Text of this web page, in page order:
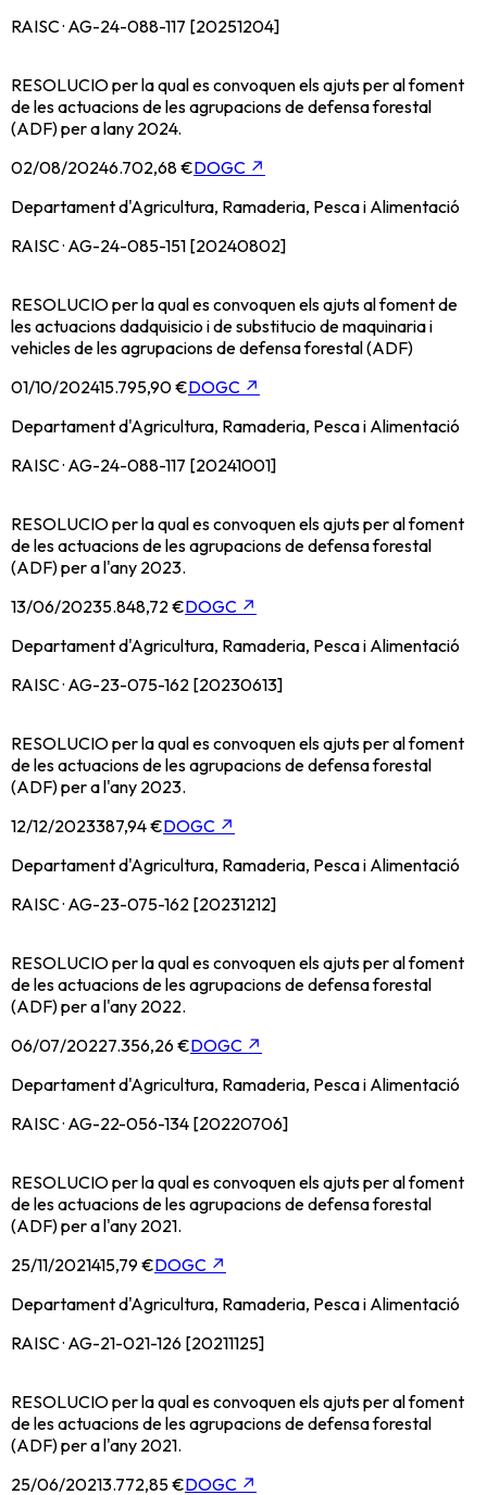
RAISC · AG-24-088-117 [20251204]
RESOLUCIO per la qual es convoquen els ajuts per al foment
de les actuacions de les agrupacions de defensa forestal
(ADF) per a lany 2024.
02/08/20246.702,68 €DOGC ↗
Departament d'Agricultura, Ramaderia, Pesca i Alimentació
RAISC · AG-24-085-151 [20240802]
RESOLUCIO per la qual es convoquen els ajuts al foment de
les actuacions dadquisicio i de substitucio de maquinaria i
vehicles de les agrupacions de defensa forestal (ADF)
01/10/202415.795,90 €DOGC ↗
Departament d'Agricultura, Ramaderia, Pesca i Alimentació
RAISC · AG-24-088-117 [20241001]
RESOLUCIO per la qual es convoquen els ajuts per al foment
de les actuacions de les agrupacions de defensa forestal
(ADF) per a l'any 2023.
13/06/20235.848,72 €DOGC ↗
Departament d'Agricultura, Ramaderia, Pesca i Alimentació
RAISC · AG-23-075-162 [20230613]
RESOLUCIO per la qual es convoquen els ajuts per al foment
de les actuacions de les agrupacions de defensa forestal
(ADF) per a l'any 2023.
12/12/2023387,94 €DOGC ↗
Departament d'Agricultura, Ramaderia, Pesca i Alimentació
RAISC · AG-23-075-162 [20231212]
RESOLUCIO per la qual es convoquen els ajuts per al foment
de les actuacions de les agrupacions de defensa forestal
(ADF) per a l'any 2022.
06/07/20227.356,26 €DOGC ↗
Departament d'Agricultura, Ramaderia, Pesca i Alimentació
RAISC · AG-22-056-134 [20220706]
RESOLUCIO per la qual es convoquen els ajuts per al foment
de les actuacions de les agrupacions de defensa forestal
(ADF) per a l'any 2021.
25/11/2021415,79 €DOGC ↗
Departament d'Agricultura, Ramaderia, Pesca i Alimentació
RAISC · AG-21-021-126 [20211125]
RESOLUCIO per la qual es convoquen els ajuts per al foment
de les actuacions de les agrupacions de defensa forestal
(ADF) per a l'any 2021.
25/06/20213.772,85 €DOGC ↗